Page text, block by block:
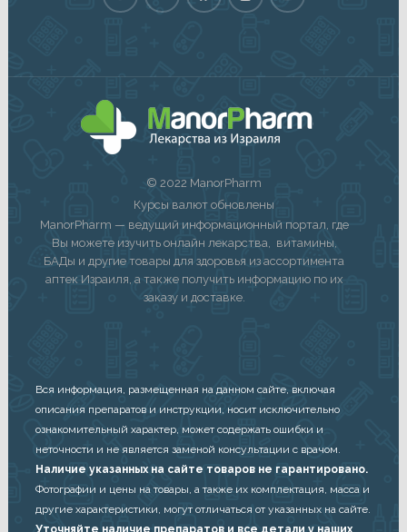
© 2022 ManorPharm
Курсы валют обновлены
ManorPharm — ведущий информационный портал, где
Вы можете изучить онлайн лекарства, витамины,
БАДы и другие товары для здоровья из ассортимента
аптек Израиля, а также получить информацию по их
заказу и доставке.
Вся информация, размещенная на данном сайте, включая
описания препаратов и инструкции, носит исключительно
ознакомительный характер, может содержать ошибки и
неточности и не является заменой консультации с врачом.
Наличие указанных на сайте товаров не гарантировано.
Фотографии и цены на товары, а также их комплектация, масса и
другие характеристики, могут отличаться от указанных на сайте.
Уточняйте наличие препаратов и все детали у наших